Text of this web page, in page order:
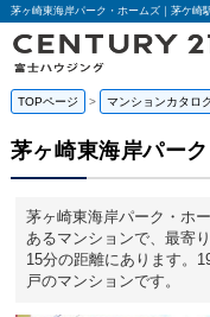
TOPページ マンションカタロ
茅ヶ崎東海岸パー
茅ヶ崎東海岸パーク・ホ
あるマンションで、最寄
15分の距離にあります。
戸のマンションです。